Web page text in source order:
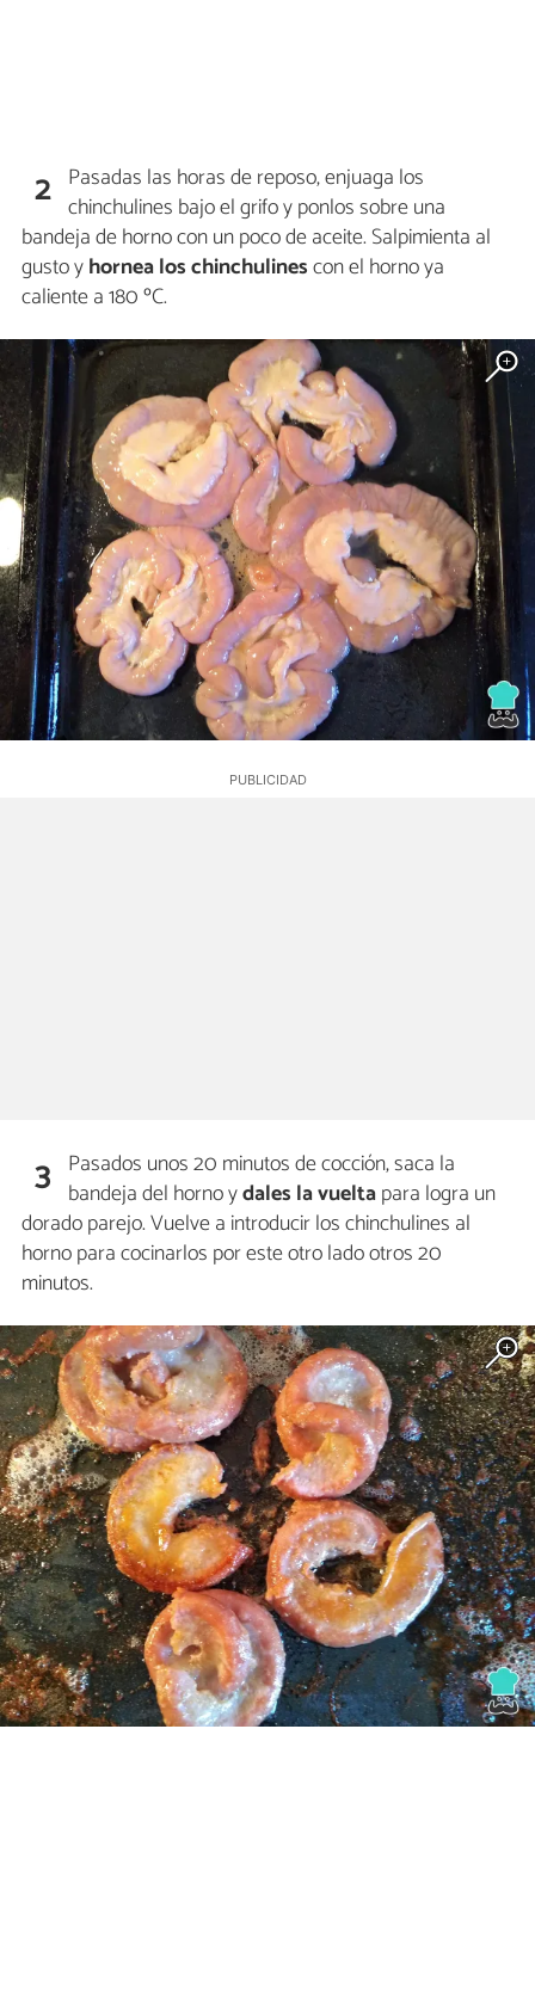
2 Pasadas las horas de reposo, enjuaga los
chinchulines bajo el grifo y ponlos sobre una
bandeja de horno con un poco de aceite. Salpimienta al
gusto yhornea los chinchulinescon el horno ya
caliente a 180 ºC.
3 Pasados unos 20 minutos de cocción, saca la
bandeja del horno ydales la vueltapara logra un
dorado parejo. Vuelve a introducir los chinchulines al
horno para cocinarlos por este otro lado otros 20
minutos.